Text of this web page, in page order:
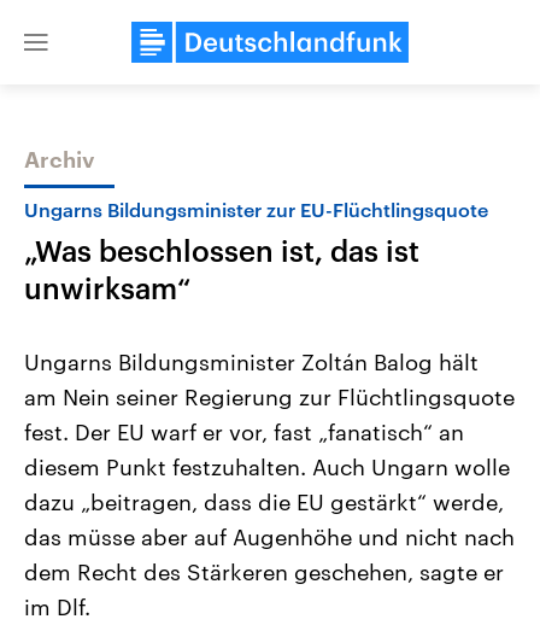
Close
Themen
Landtagswahl Sachsen-Anhalt
2026
Alle Informationen
Sachsen-Anhalt wählt am 6.
September 2026 einen neuen
Landtag. Seit 2021 wird das
Bundesland von einer Koalition aus
Umfragen, Prognosen,
Wahlprogramme, aktuelle Berichte
und Hintergründe zu den Parteien
USA
Aktuelle Beiträge,
Hintergründe
Wirtschaftlich und
gehören die Vereinigten
den mächtigsten Ländern
mit großem Einfluss auf
Sendungen
Archiv
Ungarns Bildungsminister zur EU-Flüchtlingsquote
„Was beschlossen ist, das ist
unwirksam“
Ungarns Bildungsminister Zoltán Balog hält
am Nein seiner Regierung zur Flüchtlingsquote
fest. Der EU warf er vor, fast „fanatisch“ an
diesem Punkt festzuhalten. Auch Ungarn wolle
dazu „beitragen, dass die EU gestärkt“ werde,
das müsse aber auf Augenhöhe und nicht nach
dem Recht des Stärkeren geschehen, sagte er
im Dlf.